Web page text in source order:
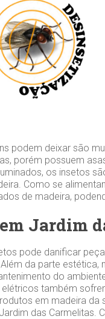
podem deixar são
porém possuem
os insetos
Como se
de madeira,
Jardim
pode danificar
da parte estética,
do
também
em madeira da
das Carmelitas.